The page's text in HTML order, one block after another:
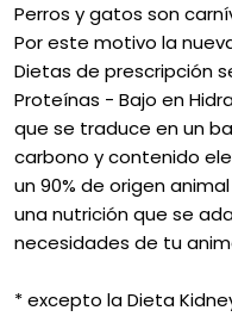
Perros y gatos son
Por este motivo la nueva
Dietas de prescripción
Proteínas - Bajo en
que se traduce en un
carbono y contenido
un 90% de origen
una nutrición que se
necesidades de tu
* excepto la Dieta